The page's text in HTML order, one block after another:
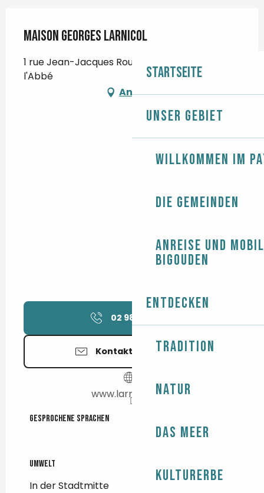
Startseite
Unser Gebiet
Willkommen im
Die Gemeinden
Anreise und
Bigouden
Entdecken
Tradition
Natur
Das Meer
Kulturerbe
Maison Georges Larnicol
1 rue Jean-Jacques Rousseau, 29120 Pont-
l'Abbé
Anfahrt
02 98 95 33
Kontaktieren Sie uns
www.larnicol.com
Gesprochene Sprachen
Gesprochene Sprachen
Umwelt
Umwelt
In der Stadtmitte